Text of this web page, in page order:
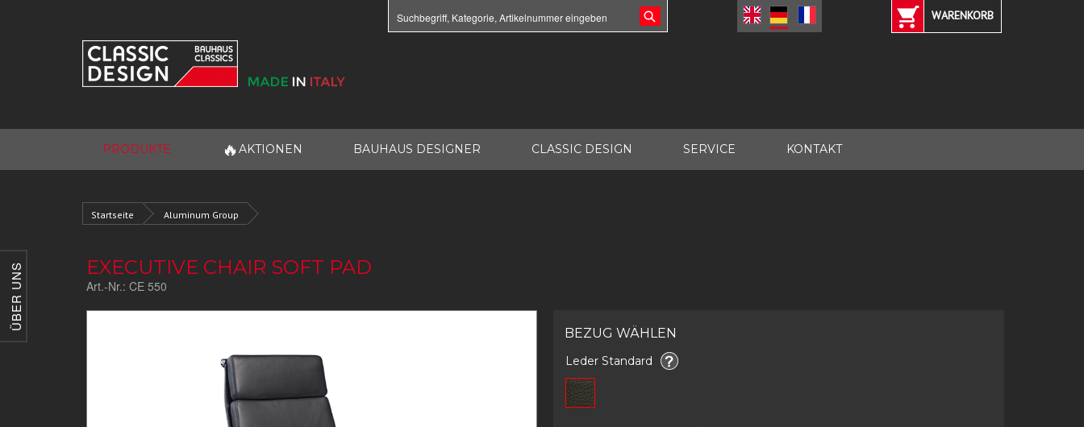
ÜBER UNS
WARENKORB
PRODUKTE 🔥 AKTIONEN BAUHAUS DESIGNER CLASSIC DESIGN SERVICE KONTAKT
Startseite Aluminum Group
EXECUTIVE CHAIR SOFT PAD
Art.-Nr.: CE 550
BEZUG WÄHLEN
Leder Standard